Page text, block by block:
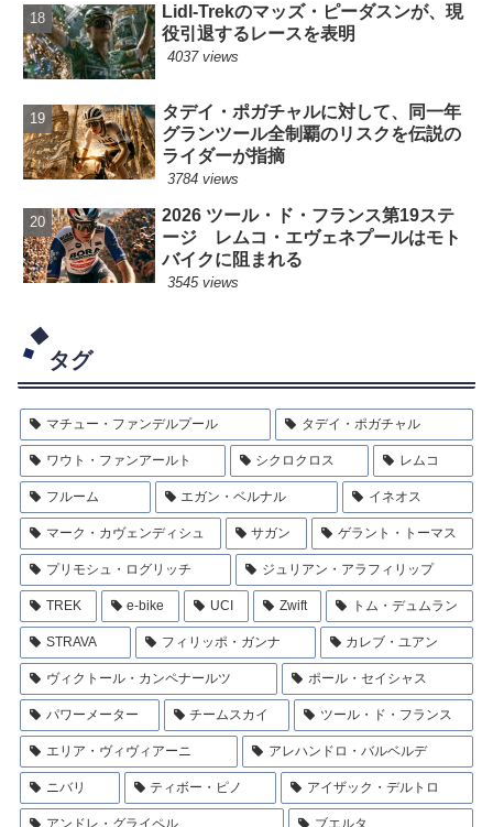
Lidl-Trekのマッズ・ピーダスンが、現
役引退するレースを表明
4037 views
タデイ・ポガチャルに対して、同一年
グランツール全制覇のリスクを伝説の
ライダーが指摘
3784 views
2026 ツール・ド・フランス第19ステ
ージ レムコ・エヴェネプールはモト
バイクに阻まれる
3545 views
タグ
マチュー・ファンデルプール タデイ・ポガチャル
ワウト・ファンアールト シクロクロス レムコ
フルーム エガン・ベルナル イネオス
マーク・カヴェンディシュ サガン ゲラント・トーマス
プリモシュ・ログリッチ ジュリアン・アラフィリップ
TREK e-bike UCI Zwift トム・デュムラン
STRAVA フィリッポ・ガンナ カレブ・ユアン
ヴィクトール・カンペナールツ ポール・セイシャス
パワーメーター チームスカイ ツール・ド・フランス
エリア・ヴィヴィアーニ アレハンドロ・バルベルデ
ニバリ ティボー・ピノ アイザック・デルトロ
アンドレ・グライペル ブエルタ